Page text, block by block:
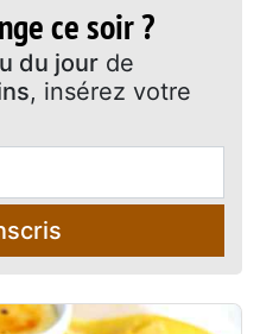
ce soir ?
du jour de
, insérez votre